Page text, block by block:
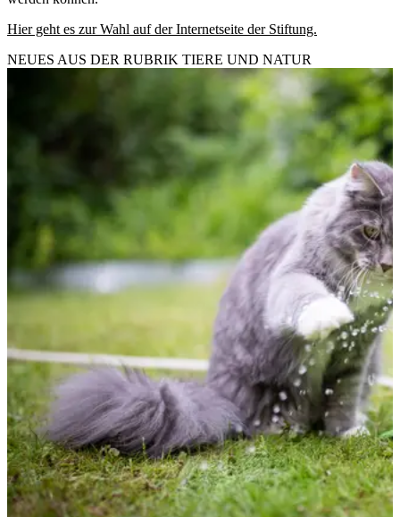
Hier geht es zur Wahl auf der Internetseite der Stiftung.
NEUES AUS DER RUBRIK TIERE UND NATUR